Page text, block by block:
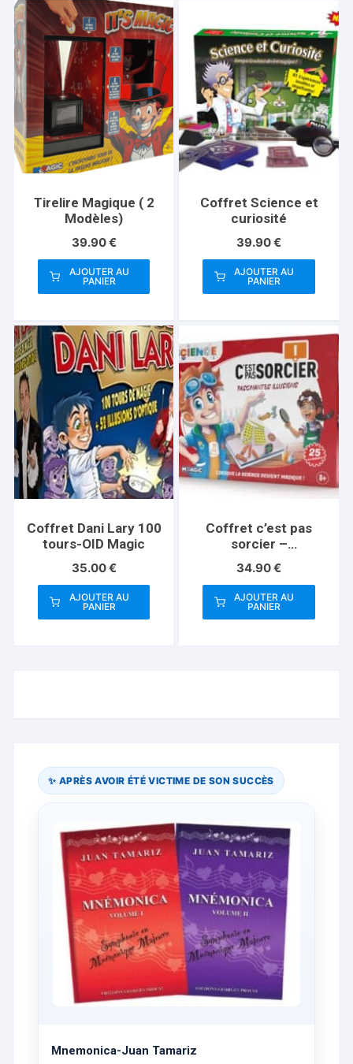
Tirelire Magique ( 2
Modèles)
39.90€
AJOUTER AU
PANIER
Coffret Science et
curiosité
39.90€
AJOUTER AU
PANIER
Coffret Dani Lary 100
tours-OID Magic
35.00€
AJOUTER AU
PANIER
Coffret c’est pas
sorcier –
34.90€
AJOUTER AU
PANIER
✨ APRÈS AVOIR ÉTÉ VICTIME DE SON SUCCÈS
Mnemonica-Juan Tamariz